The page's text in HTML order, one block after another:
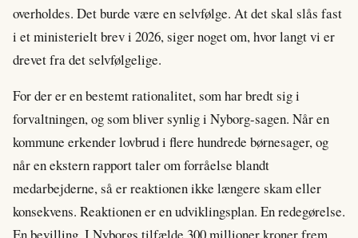
overholdes. Det burde være en selvfølge. At det skal slås fast
i et ministerielt brev i 2026, siger noget om, hvor langt vi er
drevet fra det selvfølgelige.
For der er en bestemt rationalitet, som har bredt sig i
forvaltningen, og som bliver synlig i Nyborg-sagen. Når en
kommune erkender lovbrud i flere hundrede børnesager, og
når en ekstern rapport taler om forråelse blandt
medarbejderne, så er reaktionen ikke længere skam eller
konsekvens. Reaktionen er en udviklingsplan. En redegørelse.